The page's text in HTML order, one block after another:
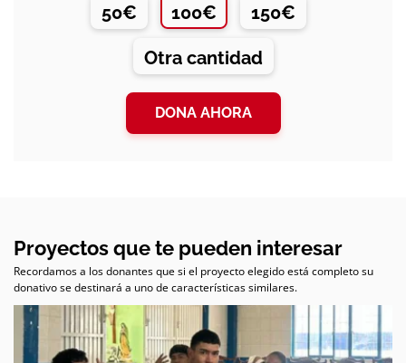
50€ 100€ 150€
Otra cantidad
DONA AHORA
Proyectos que te pueden interesar
Recordamos a los donantes que si el proyecto elegido está completo su
donativo se destinará a uno de características similares.